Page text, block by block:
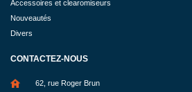
Accessoires et clearomiseurs
Nouveautés
Divers
CONTACTEZ-NOUS
62, rue Roger Brun